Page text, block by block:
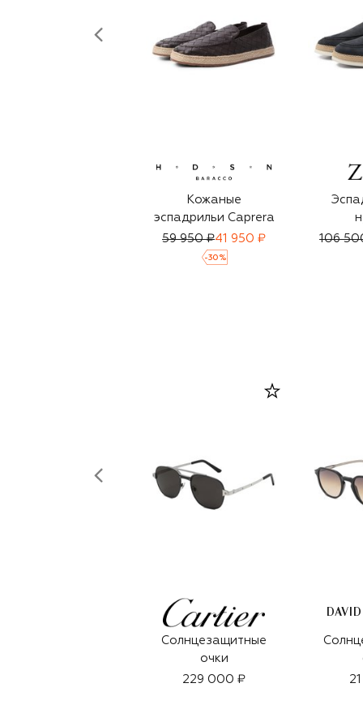
Кожаные
эспадрильи Caprera
59 950 ₽41 950 ₽
-30 %
106
Солнцезащитные
очки
229 000 ₽